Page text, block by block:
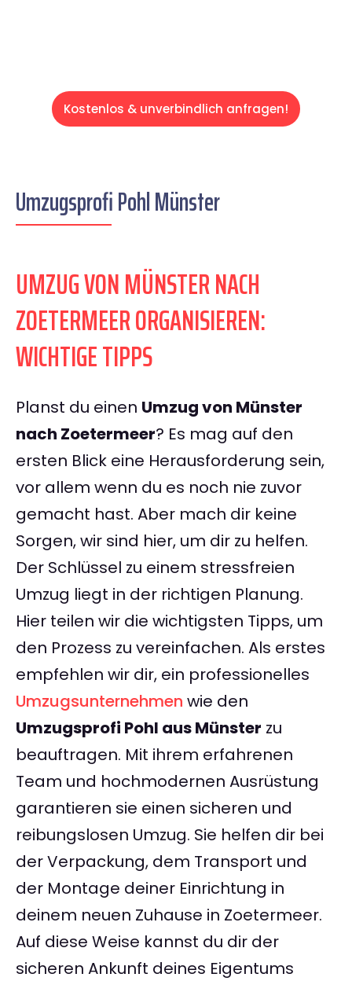
Kostenlos & unverbindlich anfragen!
Umzugsprofi Pohl Münster
UMZUG VON MÜNSTER NACH
ZOETERMEER ORGANISIEREN:
WICHTIGE TIPPS
Planst du einen Umzug von Münster
nach Zoetermeer? Es mag auf den
ersten Blick eine Herausforderung sein,
vor allem wenn du es noch nie zuvor
gemacht hast. Aber mach dir keine
Sorgen, wir sind hier, um dir zu helfen.
Der Schlüssel zu einem stressfreien
Umzug liegt in der richtigen Planung.
Hier teilen wir die wichtigsten Tipps, um
den Prozess zu vereinfachen. Als erstes
empfehlen wir dir, ein professionelles
Umzugsunternehmen wie den
Umzugsprofi Pohl aus Münster zu
beauftragen. Mit ihrem erfahrenen
Team und hochmodernen Ausrüstung
garantieren sie einen sicheren und
reibungslosen Umzug. Sie helfen dir bei
der Verpackung, dem Transport und
der Montage deiner Einrichtung in
deinem neuen Zuhause in Zoetermeer.
Auf diese Weise kannst du dir der
sicheren Ankunft deines Eigentums